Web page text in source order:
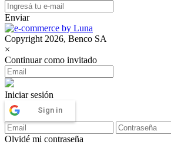
Enviar
Copyright 2026, Benco SA
×
Continuar como invitado
Iniciar sesión
Sign in
Olvidé mi contraseña